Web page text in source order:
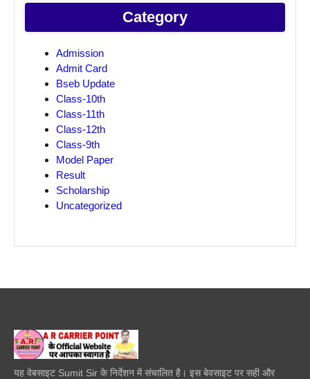
Category
Admission
Admit Card
Bseb Update
Class-10th
Class-11th
Class-12th
Class-9th
Model Paper
Result
Scholarship
Uncategorized
यह वेबसाइट Sumit Sir के निर्देशन में संचालित है। इस बेवसाइट पर सही और